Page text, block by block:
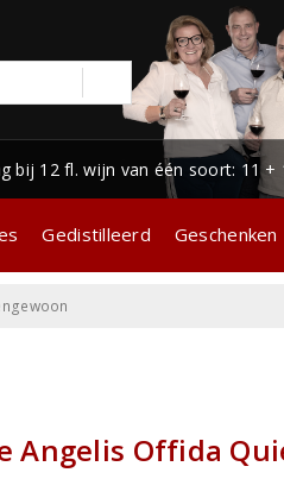
bij 12 fl. wijn van één soort: 11 +
Gedistilleerd Geschenken
Angelis Offida